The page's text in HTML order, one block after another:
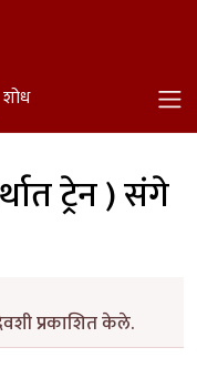
शोध
ट्रेन ) संगे
प्रकाशित केले.